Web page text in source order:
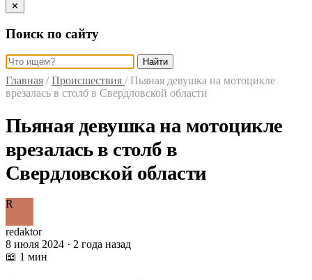
✕
Поиск по сайту
Найти
Главная / Происшествия / Пьяная девушка на мотоцикле
врезалась в столб в Свердловской области
Пьяная девушка на мотоцикле
врезалась в столб в
Свердловской области
R
redaktor
8 июля 2024 · 2 года назад
📖 1 мин